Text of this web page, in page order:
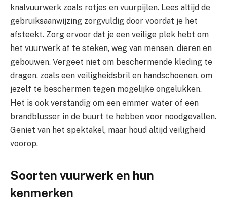
knalvuurwerk zoals rotjes en vuurpijlen. Lees altijd de
gebruiksaanwijzing zorgvuldig door voordat je het
afsteekt. Zorg ervoor dat je een veilige plek hebt om
het vuurwerk af te steken, weg van mensen, dieren en
gebouwen. Vergeet niet om beschermende kleding te
dragen, zoals een veiligheidsbril en handschoenen, om
jezelf te beschermen tegen mogelijke ongelukken.
Het is ook verstandig om een emmer water of een
brandblusser in de buurt te hebben voor noodgevallen.
Geniet van het spektakel, maar houd altijd veiligheid
voorop.
Soorten vuurwerk en hun
kenmerken